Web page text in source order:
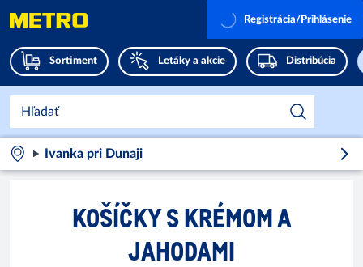
Sortiment Letáky a akcie Distribúcia
Registrácia/Prihlásenie
Ivanka pri Dunaji
KOŠÍČKY S KRÉMOM A
JAHODAMI